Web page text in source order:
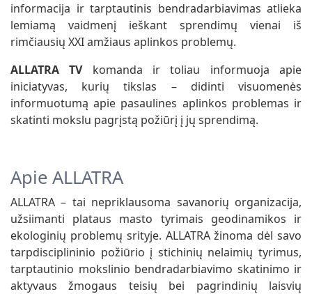
informacija ir tarptautinis bendradarbiavimas atlieka
lemiamą vaidmenį ieškant sprendimų vienai iš
rimčiausių XXI amžiaus aplinkos problemų.
ALLATRA TVkomanda ir toliau informuoja apie
iniciatyvas, kurių tikslas – didinti visuomenės
informuotumą apie pasaulines aplinkos problemas ir
skatinti mokslu pagrįstą požiūrį į jų sprendimą.
Apie ALLATRA
ALLATRA – tai nepriklausoma savanorių organizacija,
užsiimanti plataus masto tyrimais geodinamikos ir
ekologinių problemų srityje. ALLATRA žinoma dėl savo
tarpdisciplininio požiūrio į stichinių nelaimių tyrimus,
tarptautinio mokslinio bendradarbiavimo skatinimo ir
aktyvaus žmogaus teisių bei pagrindinių laisvių